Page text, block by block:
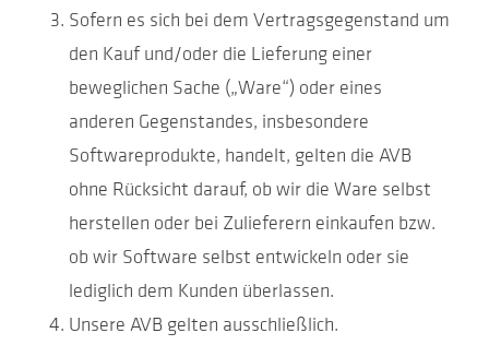
Sofern es sich bei dem Vertragsgegenstand um
den Kauf und/oder die Lieferung einer
beweglichen Sache („Ware“) oder eines
anderen Gegenstandes, insbesondere
Softwareprodukte, handelt, gelten die AVB
ohne Rücksicht darauf, ob wir die Ware selbst
herstellen oder bei Zulieferern einkaufen bzw.
ob wir Software selbst entwickeln oder sie
lediglich dem Kunden überlassen.
Unsere AVB gelten ausschließlich.